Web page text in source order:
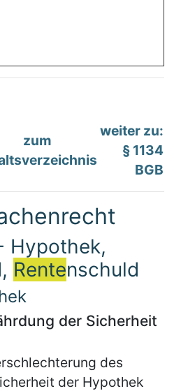
zum
weiter zu:
§ 1134
BGB
Hypothek,
Rentenschuld
der Sicherheit
des
der Hypothek